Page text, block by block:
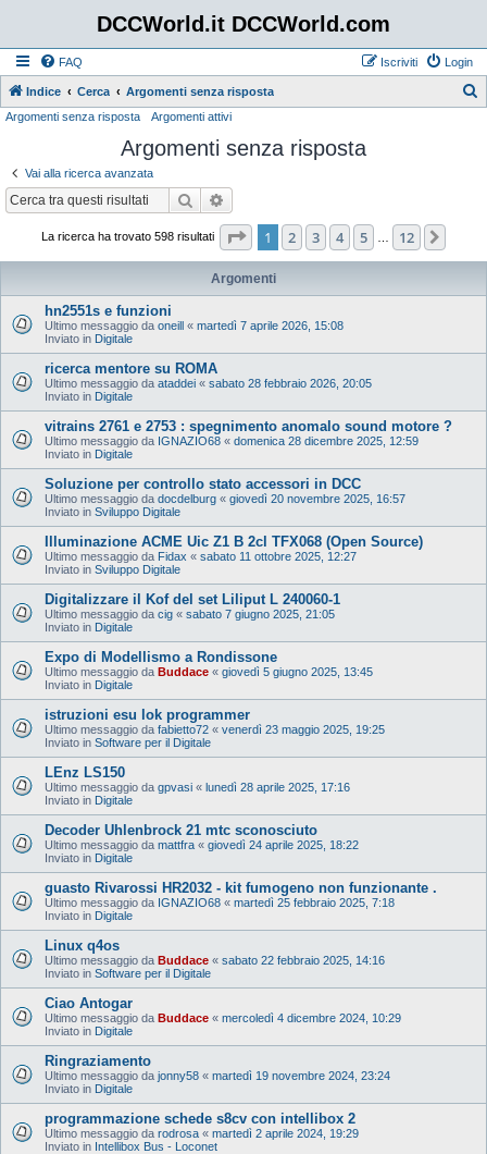
DCCWorld.it DCCWorld.com
FAQ Login
Iscriviti
Indice Cerca Argomenti senza risposta
Argomenti senza risposta Argomenti attivi
Argomenti senza risposta
Vai alla ricerca avanzata
Cerca
La ricerca ha trovato 598 risultati Pagina di 12
1 2 3 4 5 12
Argomenti
hn2551s e funzioni
Ultimo messaggio da oneill « martedì 7 aprile 2026, 15:08
Inviato in Digitale
ricerca mentore su ROMA
Ultimo messaggio da ataddei « sabato 28 febbraio 2026, 20:05
Inviato in Digitale
vitrains 2761 e 2753 : spegnimento anomalo sound motore ?
Ultimo messaggio da IGNAZIO68 « domenica 28 dicembre 2025, 12:59
Inviato in Digitale
Soluzione per controllo stato accessori in DCC
Ultimo messaggio da docdelburg « giovedì 20 novembre 2025, 16:57
Inviato in Sviluppo Digitale
Illuminazione ACME Uic Z1 B 2cl TFX068 (Open Source)
Ultimo messaggio da Fidax « sabato 11 ottobre 2025, 12:27
Inviato in Sviluppo Digitale
Digitalizzare il Kof del set Liliput L 240060-1
Ultimo messaggio da cig « sabato 7 giugno 2025, 21:05
Inviato in Digitale
Expo di Modellismo a Rondissone
Ultimo messaggio da Buddace « giovedì 5 giugno 2025, 13:45
Inviato in Digitale
istruzioni esu lok programmer
Ultimo messaggio da fabietto72 « venerdì 23 maggio 2025, 19:25
Inviato in Software per il Digitale
LEnz LS150
Ultimo messaggio da gpvasi « lunedì 28 aprile 2025, 17:16
Inviato in Digitale
Decoder Uhlenbrock 21 mtc sconosciuto
Ultimo messaggio da mattfra « giovedì 24 aprile 2025, 18:22
Inviato in Digitale
guasto Rivarossi HR2032 - kit fumogeno non funzionante .
Ultimo messaggio da IGNAZIO68 « martedì 25 febbraio 2025, 7:18
Inviato in Digitale
Linux q4os
Ultimo messaggio da Buddace « sabato 22 febbraio 2025, 14:16
Inviato in Software per il Digitale
Ciao Antogar
Ultimo messaggio da Buddace « mercoledì 4 dicembre 2024, 10:29
Inviato in Digitale
Ringraziamento
Ultimo messaggio da jonny58 « martedì 19 novembre 2024, 23:24
Inviato in Digitale
programmazione schede s8cv con intellibox 2
Ultimo messaggio da rodrosa « martedì 2 aprile 2024, 19:29
Inviato in Intellibox Bus - Loconet